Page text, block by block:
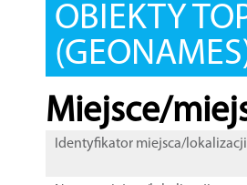
OBIEKTY
Miejsce/
Identyfikator miejsca/